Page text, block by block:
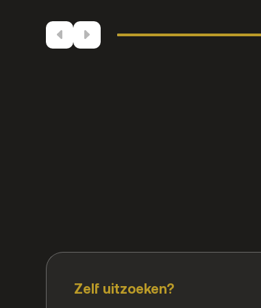
Zelf uitzoeken?